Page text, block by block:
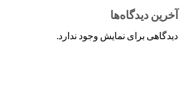
آخرین دیدگاه‌ها
دیدگاهی برای نمایش وجود ندارد.